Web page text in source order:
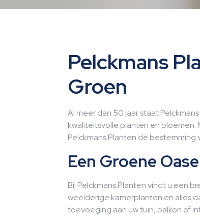
Pelckmans
Groen
Al meer dan 50 jaar staat
kwaliteitsvolle planten en bloemen.
Pelckmans Planten dé
Een Groene Oase
Bij Pelckmans Planten vindt u een
weelderige kamerplanten en alles
toevoeging aan uw tuin, balkon of